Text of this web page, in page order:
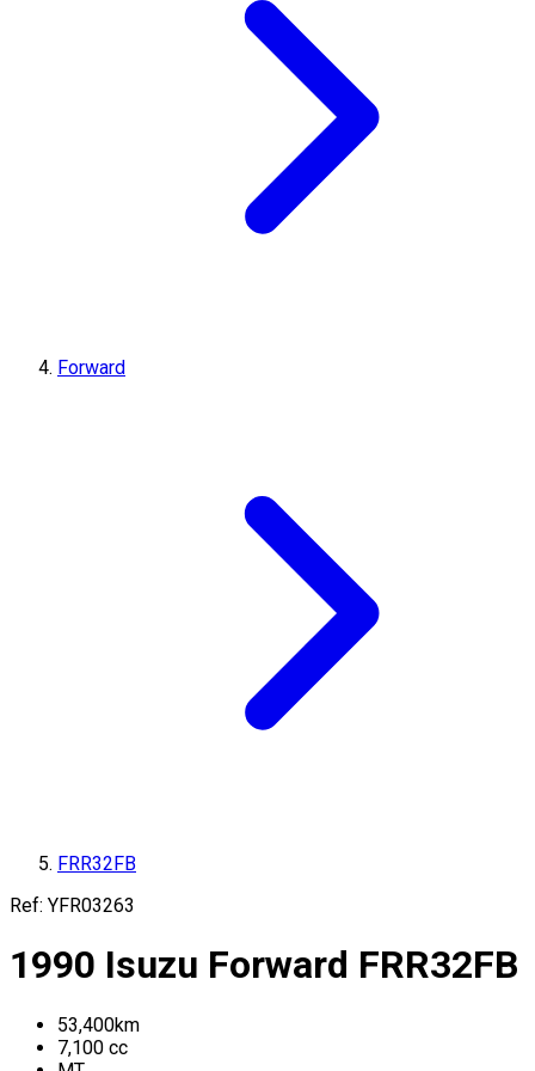
Forward
FRR32FB
Ref: YFR03263
1990 Isuzu Forward FRR32FB
53,400km
7,100 cc